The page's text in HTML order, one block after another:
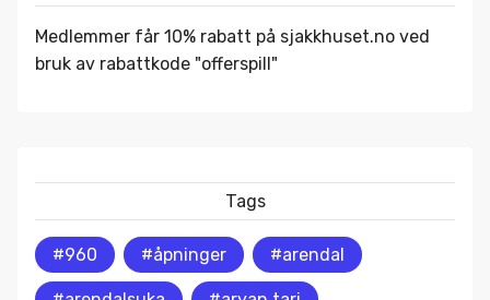
Medlemmer får 10% rabatt på sjakkhuset.no ved
bruk av rabattkode "offerspill"
Tags
#960 #åpninger #arendal